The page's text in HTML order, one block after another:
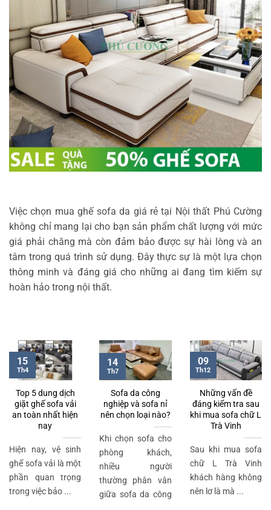
Việc chọn mua ghế sofa da giá rẻ tại Nội thất Phú Cường
không chỉ mang lại cho bạn sản phẩm chất lượng với mức
giá phải chăng mà còn đảm bảo được sự hài lòng và an
tâm trong quá trình sử dụng. Đây thực sự là một lựa chọn
thông minh và đáng giá cho những ai đang tìm kiếm sự
hoàn hảo trong nội thất.
Top 5 dung dịch
giặt ghế sofa vải
an toàn nhất hiện
nay
Hiện nay, vệ sinh
ghế sofa vải là một
phần quan trọng
trong việc bảo ...
15
Th4
Sofa da công
nghiệp và sofa nỉ
nên chọn loại nào?
Khi chọn sofa cho
phòng khách,
nhiều người
thường phân vân
giữa sofa da công
14
Th7
Những vấn đề
đáng kiểm tra sau
khi mua sofa chữ L
Trà Vinh
Sau khi mua sofa
chữ L Trà Vinh
khách hàng không
nên lơ là mà ...
09
Th12